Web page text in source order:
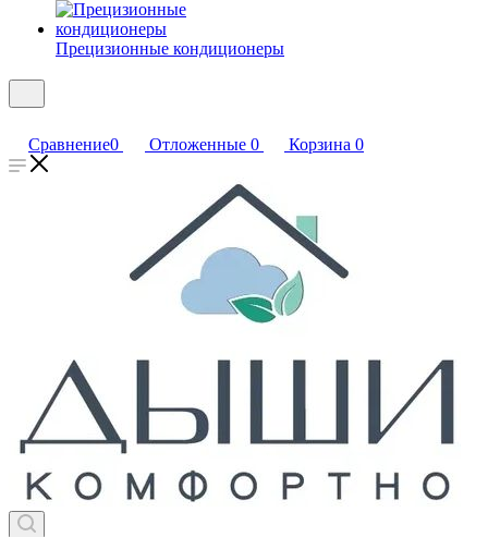
Прецизионные кондиционеры
Сравнение0 Отложенные 0 Корзина 0